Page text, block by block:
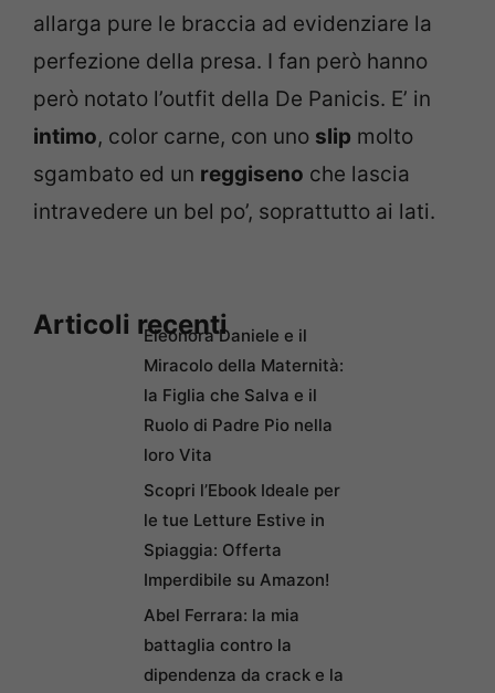
allarga pure le braccia ad evidenziare la
perfezione della presa. I fan però hanno
però notato l’outfit della De Panicis. E’ in
intimo, color carne, con uno slip molto
sgambato ed un reggiseno che lascia
intravedere un bel po’, soprattutto ai lati.
Articoli recentiEleonora Daniele e il
Miracolo della Maternità:
la Figlia che Salva e il
Ruolo di Padre Pio nella
loro Vita
Scopri l’Ebook Ideale per
le tue Letture Estive in
Spiaggia: Offerta
Imperdibile su Amazon!
Abel Ferrara: la mia
battaglia contro la
dipendenza da crack e la